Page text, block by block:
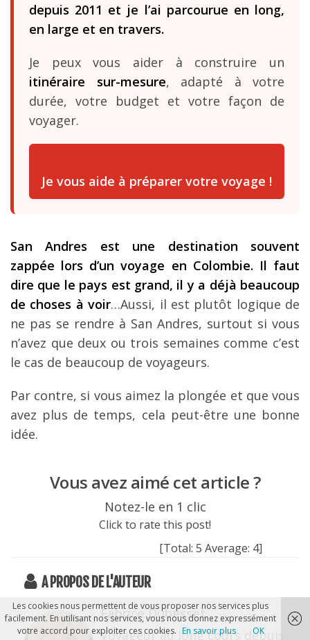
depuis 2011 et je l’ai parcourue en long,
en large et en travers.
Je peux vous aider à construire un
itinéraire sur-mesure, adapté à votre
durée, votre budget et votre façon de
voyager.
Je vous aide à préparer votre voyage !
San Andres est une destination souvent
zappée lors d’un voyage en Colombie. Il faut
dire que le pays est grand, il y a déjà beaucoup
de choses à voir…Aussi, il est plutôt logique de
ne pas se rendre à San Andres, surtout si vous
n’avez que deux ou trois semaines comme c’est
le cas de beaucoup de voyageurs.
Par contre, si vous aimez la plongée et que vous
avez plus de temps, cela peut-être une bonne
idée.
Vous avez aimé cet article ?
Notez-le en 1 clic
Click to rate this post!
[Total: 5 Average: 4]
A PROPOS DE L'AUTEUR
Fabrice Dubesset
Voyageur au long cours depuis
Les cookies nous permettent de vous proposer nos services plus
facilement. En utilisant nos services, vous nous donnez expressément
votre accord pour exploiter ces cookies. En savoir plus OK